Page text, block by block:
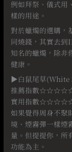
例如拜祭、儀式用
樣的用途。
對於蠟燭的選購，
同燒錢，其實去到
知名的蠟燭，除非
健康。
▶白鼠尾草(White
推薦指數
實用指數
如果覺得周身不聚
境、煙霧彈一樣煙
量。但提提你，所
功能為主。